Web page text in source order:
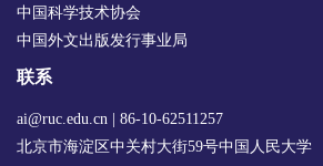
中国科学技术协会
中国外文出版发行事业局
联系
ai@ruc.edu.cn | 86-10-62511257
北京市海淀区中关村大街59号中国人民大学